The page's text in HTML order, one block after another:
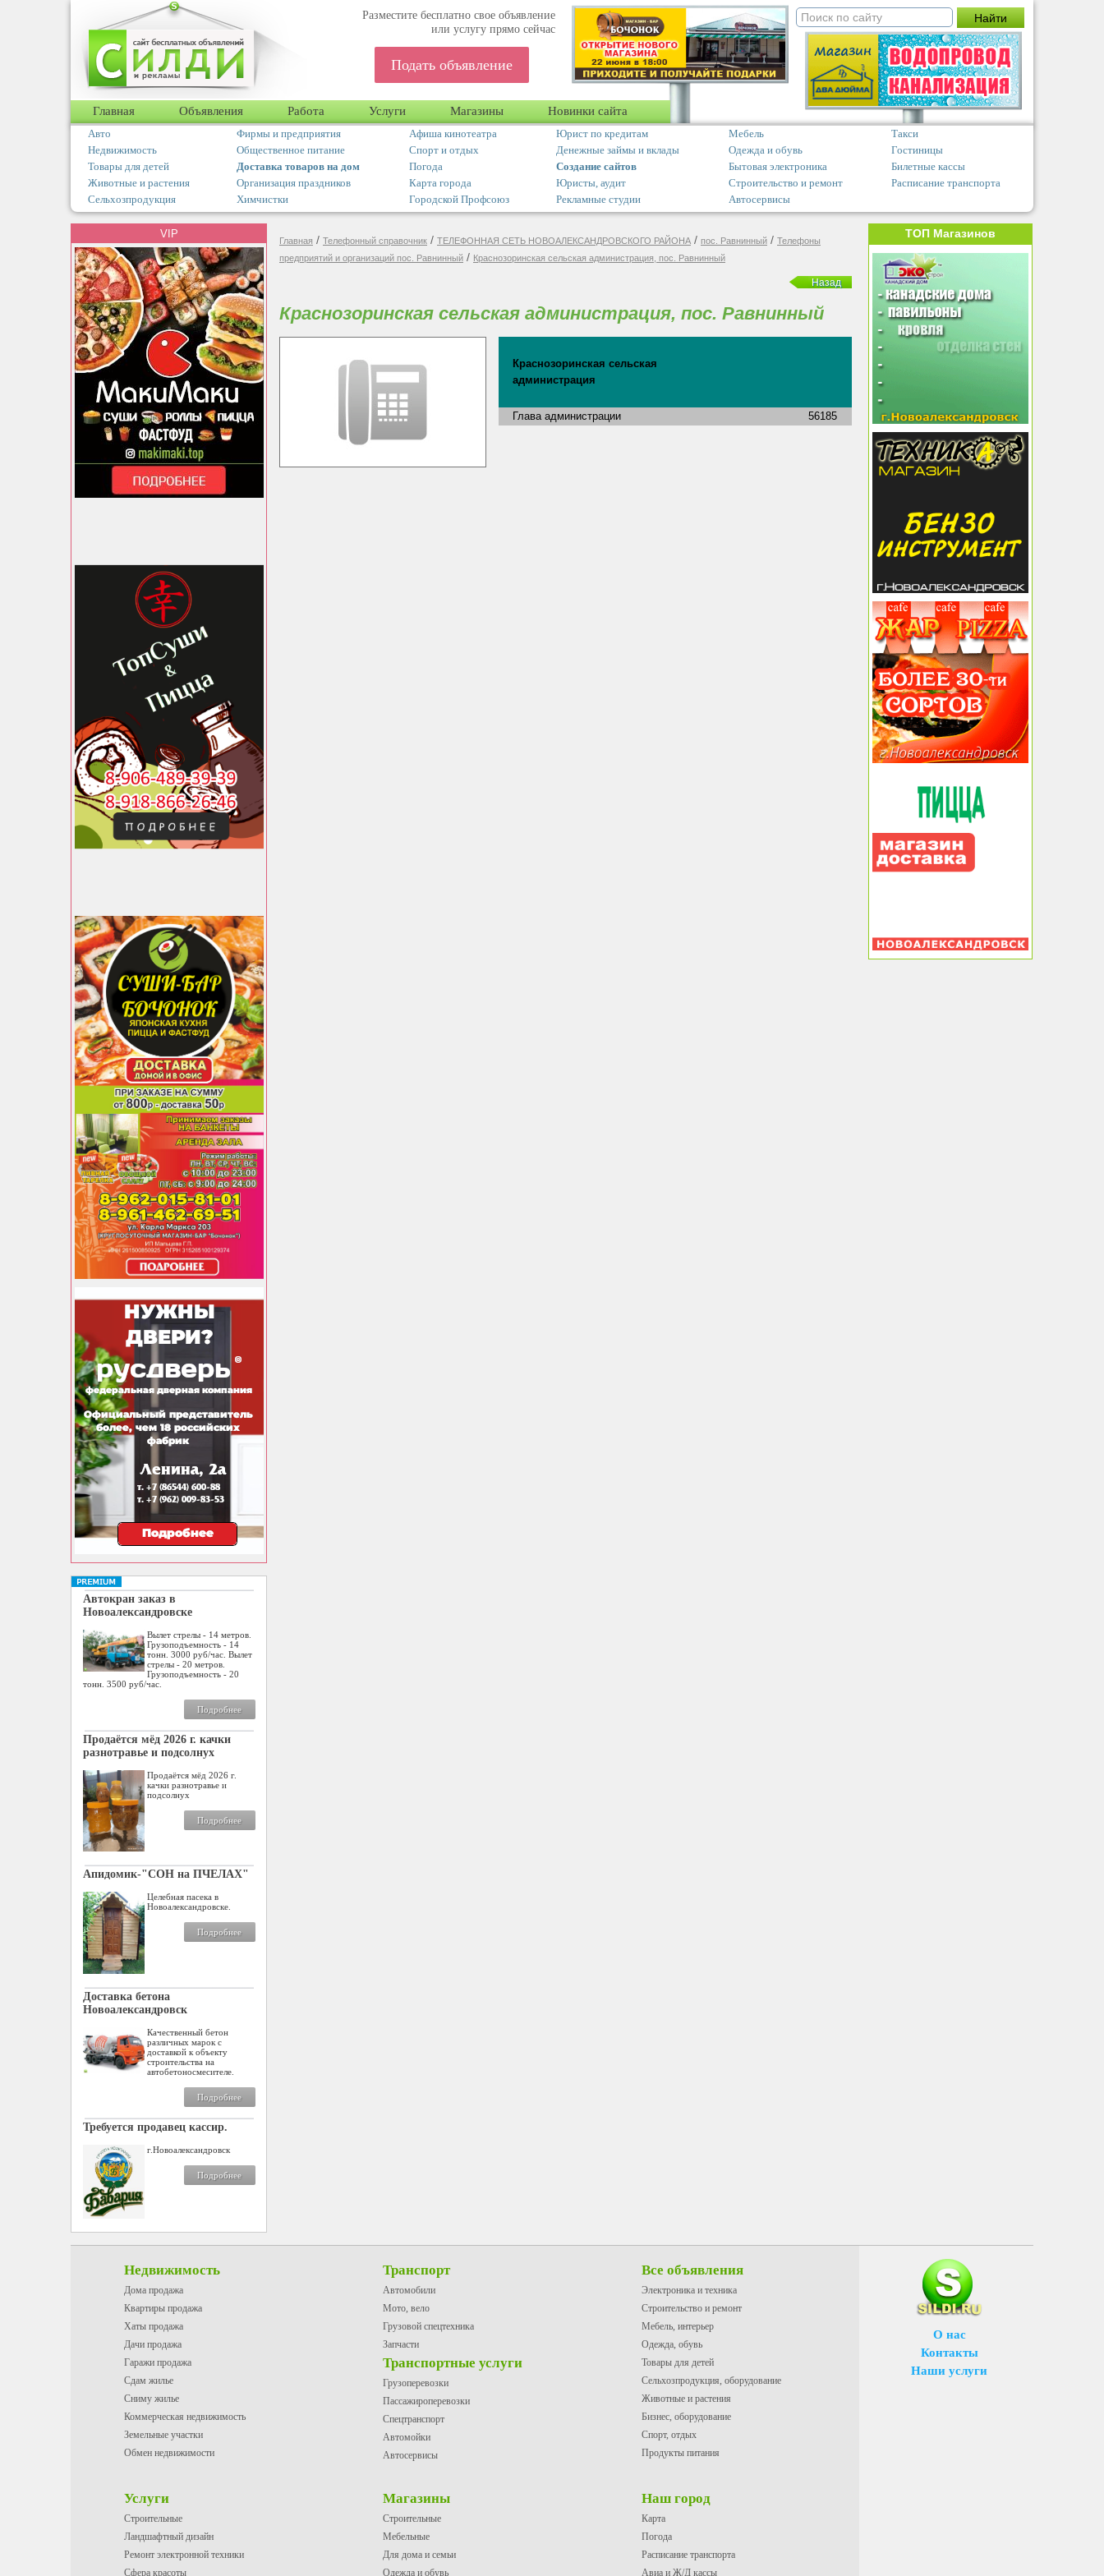
Разместите бесплатно свое объявление
или услугу прямо сейчас
Главная Объявления Работа Услуги Магазины Новинки сайта
Подать объявление
Авто Фирмы и предприятия Афиша кинотеатра Юрист по кредитам Мебель
Такси
Недвижимость
Общественное питание Спорт и отдых Денежные займы и вклады Одежда и обувь
Гостиницы
Товары для детей
Доставка товаров на дом Погода Создание сайтов Бытовая электроника
Билетные кассы
Животные и растения
Организация праздников Карта города Юристы, аудит Строительство и ремонт
Расписание транспорта
Сельхозпродукция
Химчистки Городской Профсоюз Рекламные студии Автосервисы
VIP
Автокран заказ в
Новоалександровске
Вылет стрелы - 14 метров.
Грузоподъемность - 14
тонн. 3000 руб/час. Вылет
стрелы - 20 метров.
Грузоподъемность - 20
тонн. 3500 руб/час.
Подробнее
Продаётся мёд 2026 г. качки
разнотравье и подсолнух
Продаётся мёд 2026 г.
качки разнотравье и
подсолнух
Подробнее
Апидомик-"СОН на ПЧЕЛАХ"
Целебная пасека в
Новоалександровске.
Подробнее
Доставка бетона
Новоалександровск
Качественный бетон
различных марок с
доставкой к объекту
строительства на
автобетоносмесителе.
Подробнее
Требуется продавец кассир.
г.Новоалександровск
Подробнее
Главная / Телефонный справочник / ТЕЛЕФОННАЯ СЕТЬ НОВОАЛЕКСАНДРОВСКОГО РАЙОНА / пос. Равнинный / Телефоны
предприятий и организаций пос. Равнинный / Краснозоринская сельская администрация, пос. Равнинный
Назад
Краснозоринская сельская администрация, пос. Равнинный
Краснозоринская сельская
администрация
Глава администрации 56185
ТОП Магазинов
Недвижимость
Дома продажа
Квартиры продажа
Хаты продажа
Дачи продажа
Гаражи продажа
Сдам жилье
Сниму жилье
Коммерческая недвижимость
Земельные участки
Обмен недвижимости
Транспорт
Автомобили
Мото, вело
Грузовой спецтехника
Запчасти
Транспортные услуги
Грузоперевозки
Пассажироперевозки
Спецтранспорт
Автомойки
Автосервисы
Все объявления
Электроника и техника
Строительство и ремонт
Мебель, интерьер
Одежда, обувь
Товары для детей
Сельхозпродукция, оборудование
Животные и растения
Бизнес, оборудование
Спорт, отдых
Продукты питания
Услуги
Строительные
Ландшафтный дизайн
Ремонт электронной техники
Сфера красоты
Магазины
Строительные
Мебельные
Для дома и семьи
Одежда и обувь
Наш город
Карта
Погода
Расписание транспорта
Авиа и Ж/Д кассы
О нас
Контакты
Наши услуги